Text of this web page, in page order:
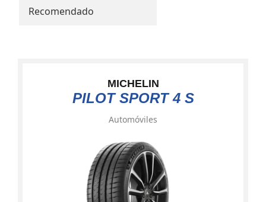
Recomendado
MICHELIN
PILOT SPORT 4 S
Automóviles